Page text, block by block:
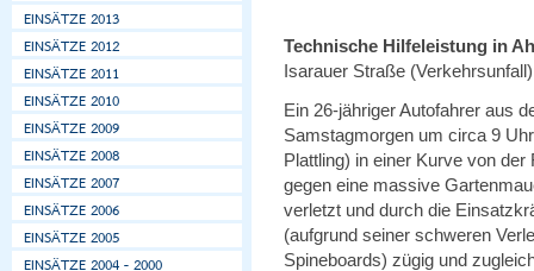
Technische Hilfeleistung in
Isarauer Straße (Verkehrsunfall)
Ein 26-jähriger Autofahrer aus
Samstagmorgen um circa 9
Plattling) in einer Kurve von
gegen eine massive
verletzt und durch die
(aufgrund seiner schweren
Spineboards) zügig und